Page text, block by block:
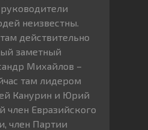
руководители
неизвестны.
действительно
заметный
Михайлов –
там лидером
Канурин и Юрий
член Евразийского
член Партии